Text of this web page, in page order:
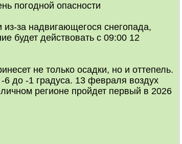
погодной опасности
за надвигающегося снегопада,
будет действовать с 09:00 12
не только осадки, но и оттепель.
6 до -1 градуса. 13 февраля воздух
регионе пройдет первый в 2026